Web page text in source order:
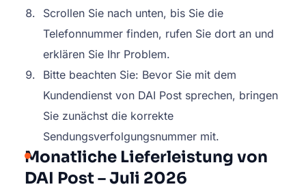
Scrollen Sie nach unten, bis Sie die
Telefonnummer finden, rufen Sie dort an und
erklären Sie Ihr Problem.
Bitte beachten Sie: Bevor Sie mit dem
Kundendienst von DAI Post sprechen, bringen
Sie zunächst die korrekte
Sendungsverfolgungsnummer mit.
Monatliche Lieferleistung von
DAI Post – Juli 2026